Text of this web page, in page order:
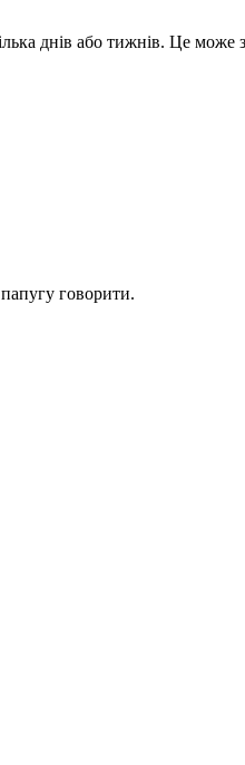
днів або тижнів. Це може
говорити.